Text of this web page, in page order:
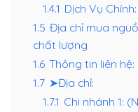
1.4.1 Dịch Vụ Chính:
1.5 Địa chỉ mua
chất lượng
1.6 Thông tin liên hệ:
1.7 ➤Địa chỉ:
1.7.1 Chi nhánh 1: